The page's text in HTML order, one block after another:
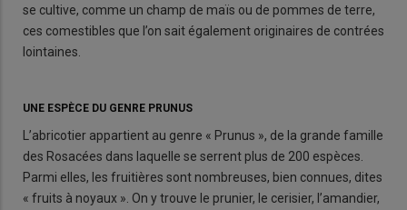
se cultive, comme un champ de maïs ou de pommes de terre,
ces comestibles que l’on sait également originaires de contrées
lointaines.
UNE ESPÈCE DU GENRE PRUNUS
L’abricotier appartient au genre « Prunus », de la grande famille
des Rosacées dans laquelle se serrent plus de 200 espèces.
Parmi elles, les fruitières sont nombreuses, bien connues, dites
« fruits à noyaux ». On y trouve le prunier, le cerisier, l’amandier,